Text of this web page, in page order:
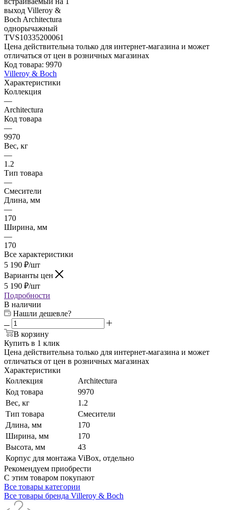
Цена действительна только для интернет-магазина и может
отличаться от цен в розничных магазинах
Код товара: 9970
Villeroy & Boch
Характеристики
Коллекция
—
Architectura
Код товара
—
9970
Вес, кг
—
1.2
Тип товара
—
Смесители
Длина, мм
—
170
Ширина, мм
—
170
Все характеристики
5 190 ₽/шт
Варианты цен
5 190 ₽/шт
Подробности
В наличии
Нашли дешевле?
В корзину
Купить в 1 клик
Цена действительна только для интернет-магазина и может
отличаться от цен в розничных магазинах
Характеристики
Коллекция
Architectura
Код товара
9970
Вес, кг
1.2
Тип товара
Смесители
Длина, мм
170
Ширина, мм
170
Высота, мм
43
Корпус для монтажа ViBox, отдельно
Рекомендуем приобрести
С этим товаром покупают
Все товары категории
Все товары бренда Villeroy & Boch